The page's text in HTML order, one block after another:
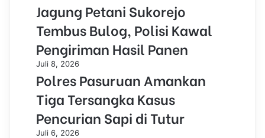
Jagung Petani Sukorejo
Tembus Bulog, Polisi Kawal
Pengiriman Hasil Panen
Juli 8, 2026
Polres Pasuruan Amankan
Tiga Tersangka Kasus
Pencurian Sapi di Tutur
Juli 6, 2026